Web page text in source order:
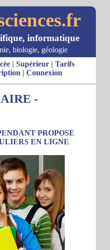
informatique
biologie, géologie
| Supérieur| Tarifs
| Connexion
-
PROPOSE
EN LIGNE